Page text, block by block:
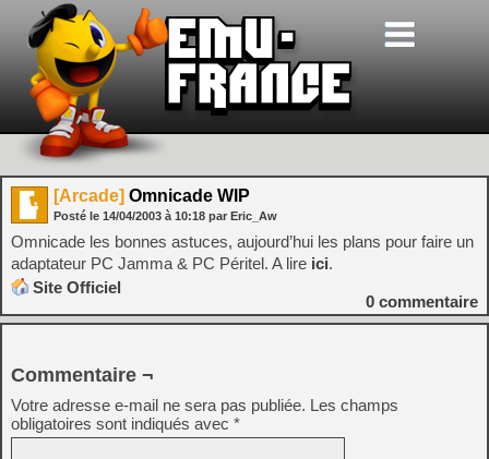
[Arcade] Omnicade WIP
Posté le 14/04/2003 à 10:18 par Eric_Aw
Omnicade les bonnes astuces, aujourd’hui les plans pour faire un
adaptateur PC Jamma & PC Péritel. A lire ici.
Site Officiel
0 commentaire
Commentaire ¬
Votre adresse e-mail ne sera pas publiée. Les champs
obligatoires sont indiqués avec *